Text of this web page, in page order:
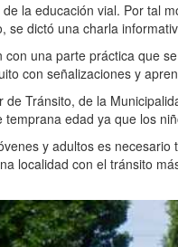
la educación vial. Por tal
se dictó una charla
una parte práctica que
con señalizaciones y
de Tránsito, de la
edad ya que los
y adultos es
localidad con el tránsito